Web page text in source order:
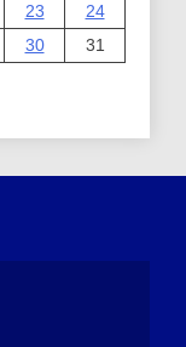
23
24
30 31